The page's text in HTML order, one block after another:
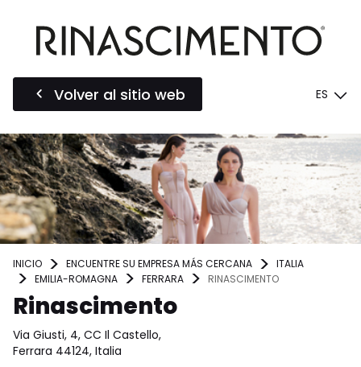
Volver al sitio web ES
INICIO ENCUENTRE SU EMPRESA MÁS CERCANA
ITALIA
EMILIA-ROMAGNA
FERRARA RINASCIMENTO
Rinascimento
Via Giusti, 4, CC Il Castello,
Ferrara 44124, Italia